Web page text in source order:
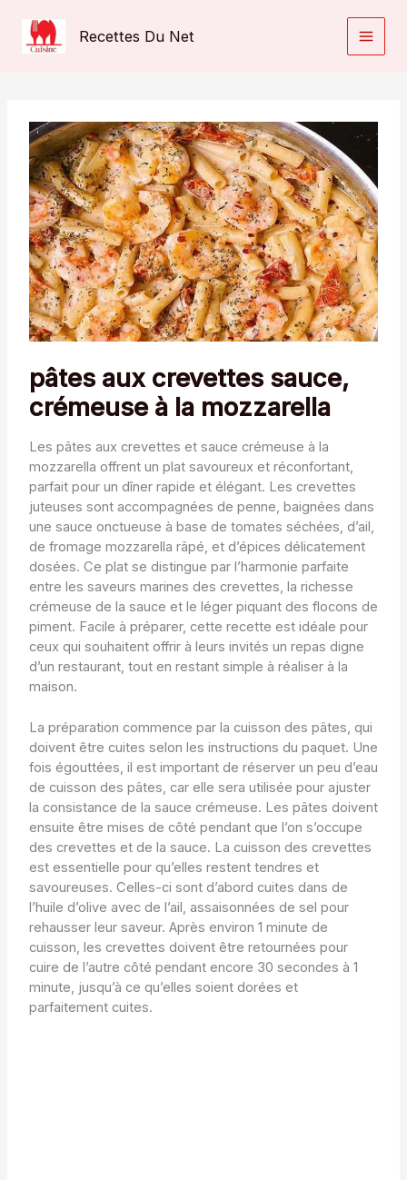
contenu
Recettes Du Net
pâtes aux crevettes sauce,
crémeuse à la mozzarella
Les pâtes aux crevettes et sauce crémeuse à la
mozzarella offrent un plat savoureux et réconfortant,
parfait pour un dîner rapide et élégant. Les crevettes
juteuses sont accompagnées de penne, baignées dans
une sauce onctueuse à base de tomates séchées, d’ail,
de fromage mozzarella râpé, et d’épices délicatement
dosées. Ce plat se distingue par l’harmonie parfaite
entre les saveurs marines des crevettes, la richesse
crémeuse de la sauce et le léger piquant des flocons de
piment. Facile à préparer, cette recette est idéale pour
ceux qui souhaitent offrir à leurs invités un repas digne
d’un restaurant, tout en restant simple à réaliser à la
maison.
La préparation commence par la cuisson des pâtes, qui
doivent être cuites selon les instructions du paquet. Une
fois égouttées, il est important de réserver un peu d’eau
de cuisson des pâtes, car elle sera utilisée pour ajuster
la consistance de la sauce crémeuse. Les pâtes doivent
ensuite être mises de côté pendant que l’on s’occupe
des crevettes et de la sauce. La cuisson des crevettes
est essentielle pour qu’elles restent tendres et
savoureuses. Celles-ci sont d’abord cuites dans de
l’huile d’olive avec de l’ail, assaisonnées de sel pour
rehausser leur saveur. Après environ 1 minute de
cuisson, les crevettes doivent être retournées pour
cuire de l’autre côté pendant encore 30 secondes à 1
minute, jusqu’à ce qu’elles soient dorées et
parfaitement cuites.